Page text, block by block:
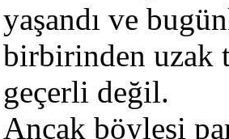
yaşandı ve
birbirinden uzak
geçerli değil.
Ancak böylesi